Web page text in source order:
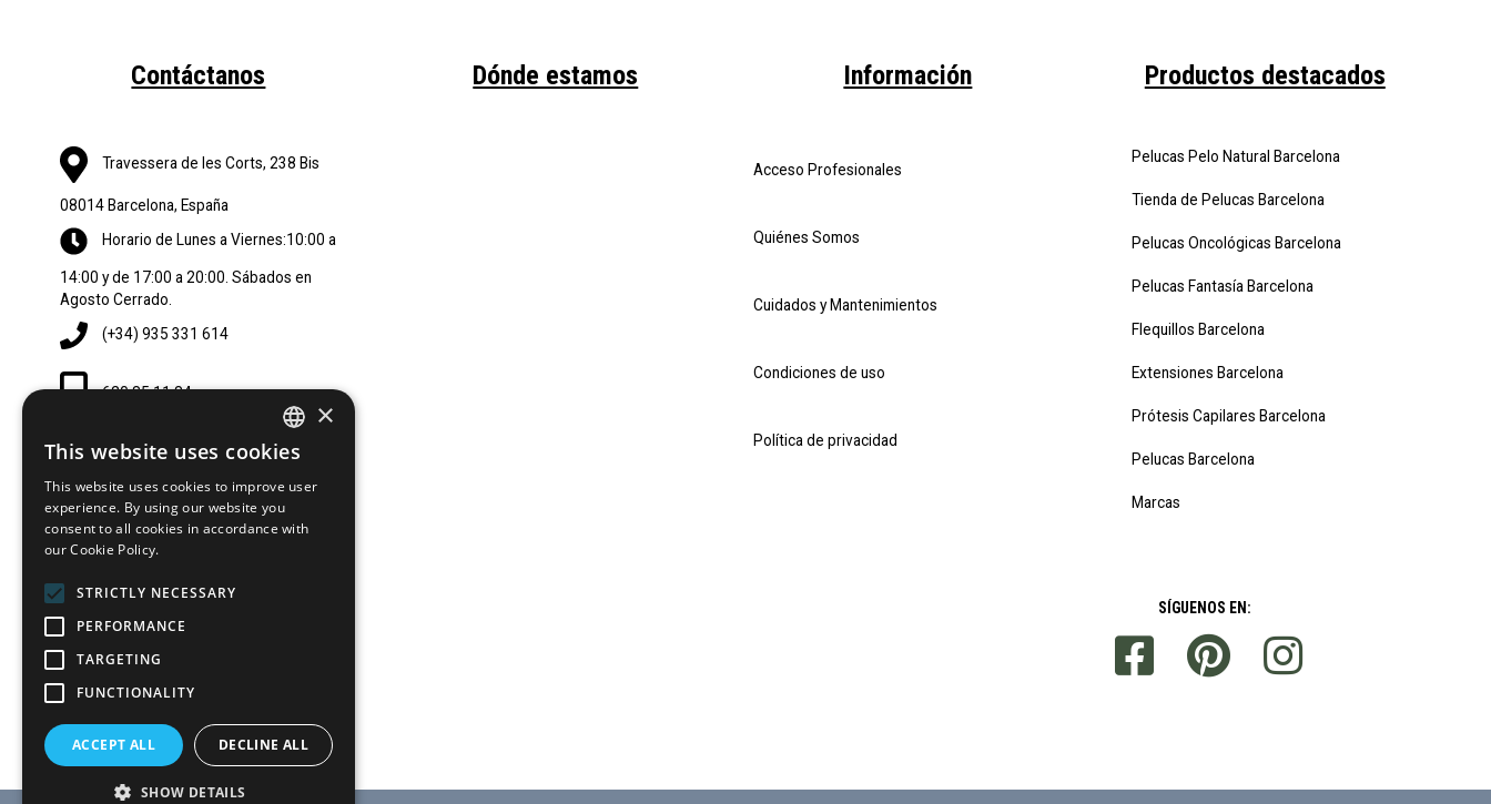
Contáctanos
Travessera de les Corts, 238 Bis
08014 Barcelona, España
Horario de Lunes a Viernes:10:00 a
14:00 y de 17:00 a 20:00. Sábados en
Agosto Cerrado.
(+34) 935 331 614
620 85 11 84
lescorts@hairstore.es
Parking Camp Les Corts-Sala (2
Parada 1577 Les Corts-Vallespir
Dónde estamos Información
Acceso Profesionales
Quiénes Somos
Cuidados y Mantenimientos
Condiciones de uso
Política de privacidad
Productos destacados
Pelucas Pelo Natural Barcelona
Tienda de Pelucas Barcelona
Pelucas Oncológicas Barcelona
Pelucas Fantasía Barcelona
Flequillos Barcelona
Extensiones Barcelona
Prótesis Capilares Barcelona
Pelucas Barcelona
Marcas
SÍGUENOS EN:
SPANISH
SPANISH
×
This website uses cookies
This website uses cookies to improve user
experience. By using our website you
consent to all cookies in accordance with
our Cookie Policy.
STRICTLY NECESSARY
PERFORMANCE
TARGETING
FUNCTIONALITY
ACCEPT ALL DECLINE ALL
SHOW DETAILS